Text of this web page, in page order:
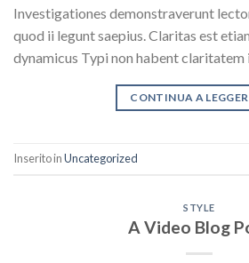
Investigationes demonstraverunt
quod ii legunt saepius. Claritas est
dynamicus Typi non habent
CONTINUA A
Inserito inUncategorized
STYLE
A Video Blog